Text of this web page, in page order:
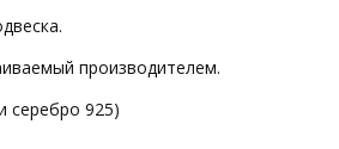
производителем.
серебро 925)